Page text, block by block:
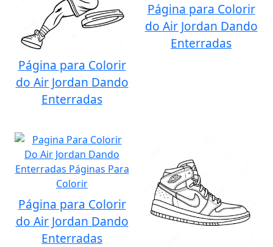
Página para Colorir
do Air Jordan Dando
Enterradas
Página para Colorir
do Air Jordan Dando
Enterradas
Página para Colorir
do Air Jordan Dando
Enterradas